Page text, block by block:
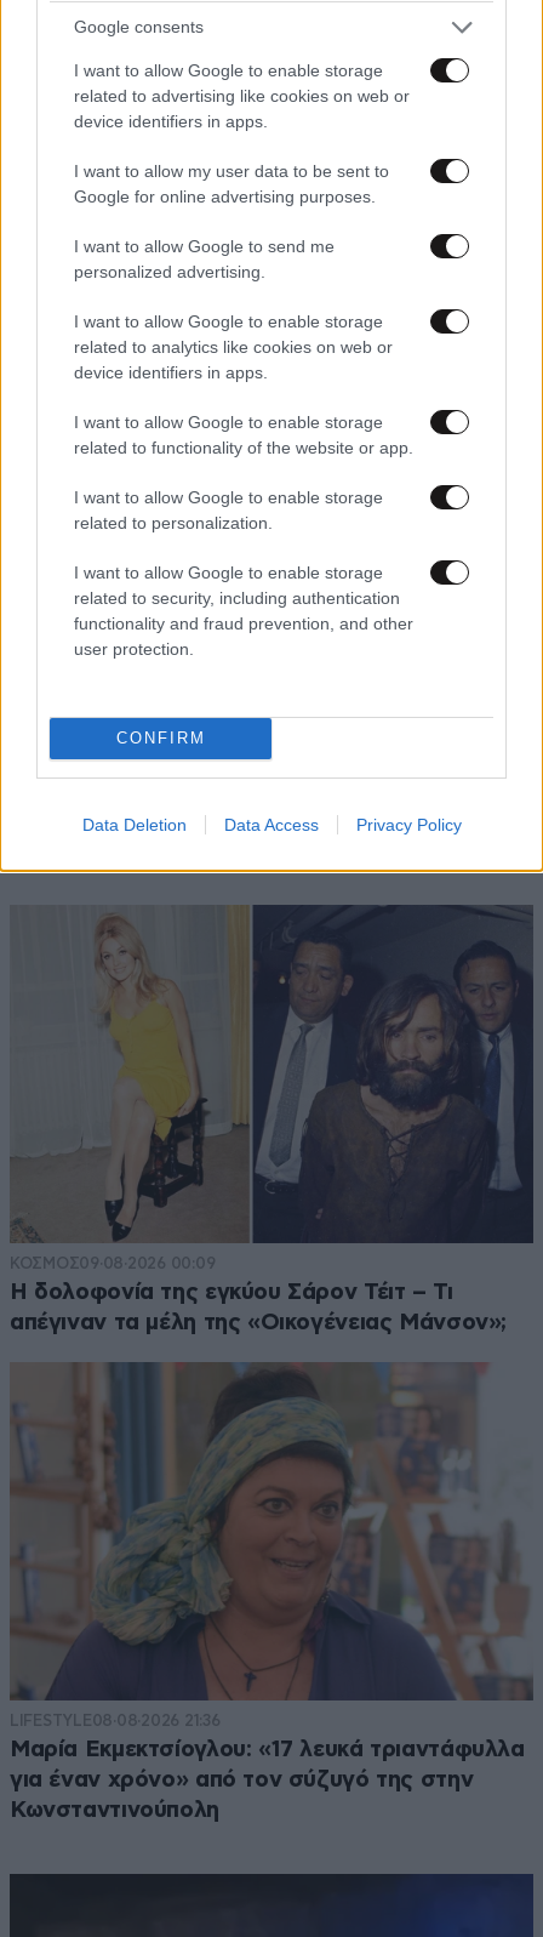
Google consents
I want to allow Google to enable storage
related to advertising like cookies on web or
device identifiers in apps.
I want to allow my user data to be sent to
Google for online advertising purposes.
I want to allow Google to send me
personalized advertising.
I want to allow Google to enable storage
related to analytics like cookies on web or
device identifiers in apps.
I want to allow Google to enable storage
related to functionality of the website or app.
I want to allow Google to enable storage
related to personalization.
I want to allow Google to enable storage
related to security, including authentication
functionality and fraud prevention, and other
user protection.
CONFIRM
Data Deletion Data Access Privacy Policy
Νία Βαρντάλος – Σπύρος Κατσαγάνης: Μια
σχέση που θυμίζει σενάριο ταινίας και μετρά
πάνω από τέσσερα χρόνια
ΚΟΣΜΟΣ09·08·2026 00:09
Η δολοφονία της εγκύου Σάρον Τέιτ – Τι
απέγιναν τα μέλη της «Οικογένειας Μάνσον»;
LIFESTYLE08·08·2026 21:36
Μαρία Εκμεκτσίογλου: «17 λευκά τριαντάφυλλα
για έναν χρόνο» από τον σύζυγό της στην
Κωνσταντινούπολη